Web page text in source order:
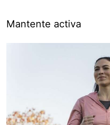
Mantente activa